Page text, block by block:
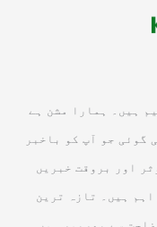
ہیں۔ ہمارا مشن ہے
گوئی جو آپ کو باخبر
اور بروقت خبریں
ہیں۔ تازہ ترین